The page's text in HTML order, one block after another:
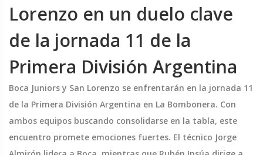
Lorenzo en un duelo clave
de la jornada 11 de la
Primera División Argentina
Boca Juniors y San Lorenzo se enfrentarán en la jornada 11
de la Primera División Argentina en La Bombonera. Con
ambos equipos buscando consolidarse en la tabla, este
encuentro promete emociones fuertes. El técnico Jorge